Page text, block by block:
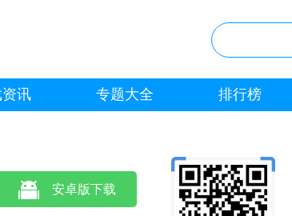
讯 专题大全 排行榜
安卓版下载